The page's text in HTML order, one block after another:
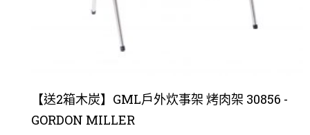
【送2箱木炭】GML戶外炊事架 烤肉架 30856 -
GORDON MILLER